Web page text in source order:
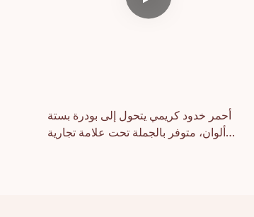
أحمر خدود كريمي يتحول إلى بودرة بستة
ألوان، متوفر بالجملة تحت علامة تجارية